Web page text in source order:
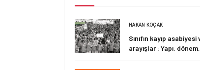
HAKAN KOÇAK
Sınıfın kayıp
arayışlar : Yapı,